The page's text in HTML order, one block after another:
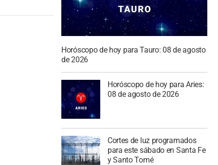
Horóscopo de hoy para Tauro: 08 de agosto
de 2026
Horóscopo de hoy para Aries:
08 de agosto de 2026
Cortes de luz programados
para este sábado en Santa Fe
y Santo Tomé